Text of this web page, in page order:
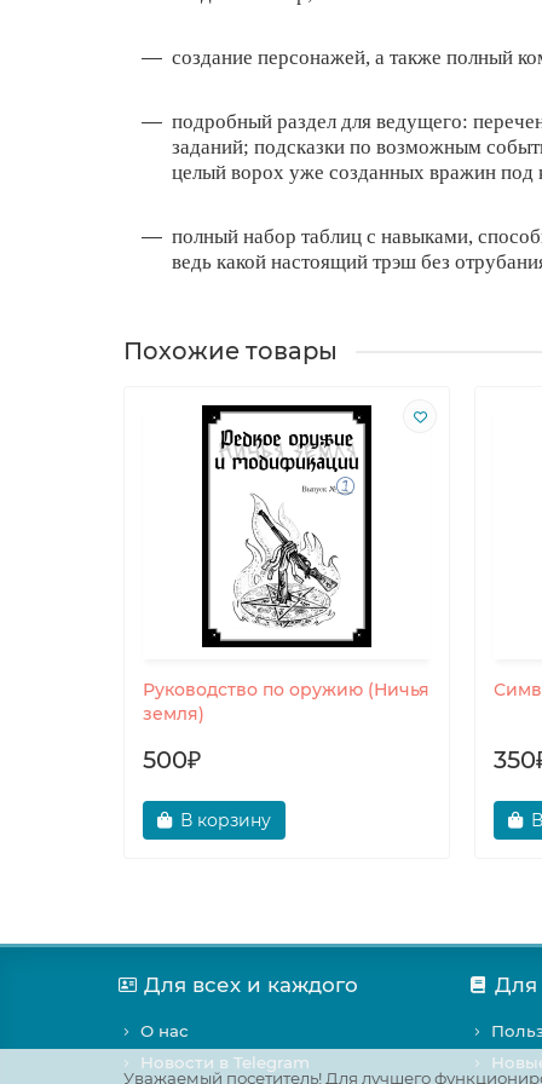
создание персонажей, а также полный
подробный раздел для ведущего:
заданий; подсказки по возможным
целый ворох уже созданных вражин под
полный набор таблиц с навыками,
ведь какой настоящий трэш без
Похожие товары
Руководство по оружию (Ничья
земля)
500₽
В корзину
Уважаемый посетитель! Для лучшего
Для всех и каждого
О нас
Новости в Telegram
Для